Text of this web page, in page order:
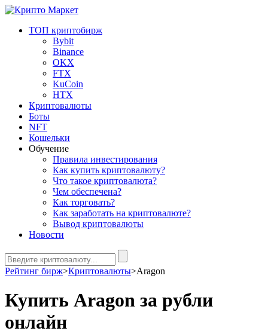
ТОП криптобирж
Bybit
Binance
OKX
FTX
KuCoin
HTX
Криптовалюты
Боты
NFT
Кошельки
Обучение
Правила инвестирования
Как купить криптовалюту?
Что такое криптовалюта?
Чем обеспечена?
Как торговать?
Как заработать на криптовалюте?
Вывод криптовалюты
Новости
Рейтинг бирж>Криптовалюты>Aragon
Купить Aragon за рубли
онлайн